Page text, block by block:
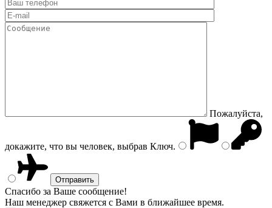
Пожалуйста,
докажите, что вы человек, выбрав Ключ.
Спасибо за Ваше сообщение!
Наш менеджер свяжется с Вами в ближайшее время.